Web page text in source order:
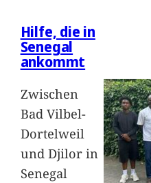
Hilfe, die in
Senegal
ankommt
Zwischen
Bad Vilbel-
Dortelweil
und Djilor in
Senegal